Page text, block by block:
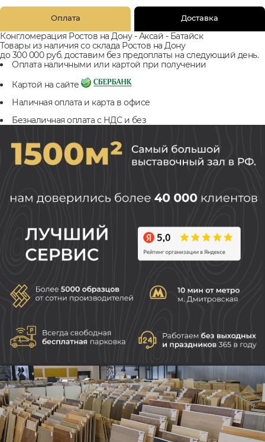
Оплата Доставка
Конгломерация Ростов на Дону - Аксай - Батайск
Товары из наличия со склада Ростов на Дону
до 300 000 руб. доставим без предоплаты на следующий день.
Оплата наличными или картой при получении
Картой на сайте
Наличная оплата и карта в офисе
Безналичная оплата с НДС и без